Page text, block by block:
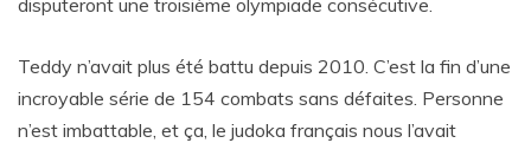
disputeront une troisième olympiade consécutive.
Teddy n’avait plus été battu depuis 2010. C’est la fin d’une
incroyable série de 154 combats sans défaites. Personne
n’est imbattable, et ça, le judoka français nous l’avait